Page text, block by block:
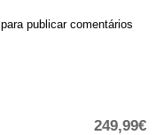
para publicar comentários
249,99€